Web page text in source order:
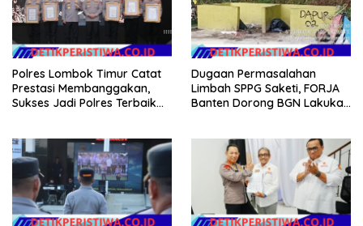
Polres Lombok Timur Catat
Prestasi Membanggakan,
Sukses Jadi Polres Terbaik
Dugaan Permasalahan
Limbah SPPG Saketi, FORJA
Banten Dorong BGN Lakukan